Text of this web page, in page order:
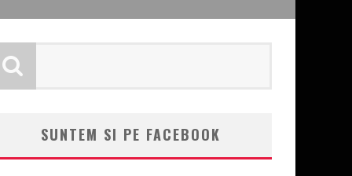
SUNTEM SI PE FACEBOOK